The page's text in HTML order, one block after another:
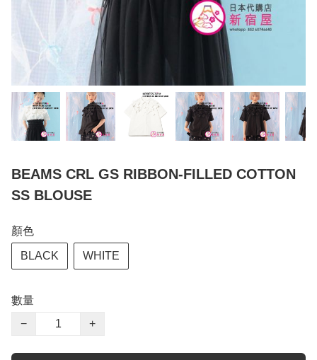
BEAMS CRL GS RIBBON-FILLED COTTON
SS BLOUSE
顏色
BLACK WHITE
數量
−
+